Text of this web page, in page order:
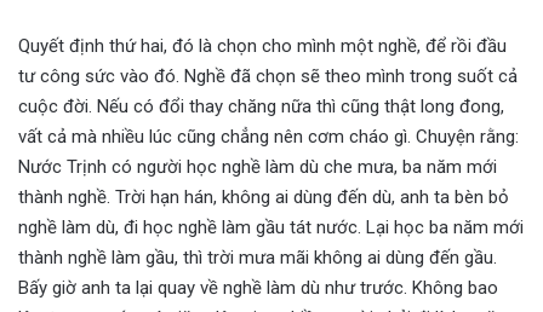
Quyết định thứ hai, đó là chọn cho mình một nghề, để rồi đầu
tư công sức vào đó. Nghề đã chọn sẽ theo mình trong suốt cả
cuộc đời. Nếu có đổi thay chăng nữa thì cũng thật long đong,
vất cả mà nhiều lúc cũng chẳng nên cơm cháo gì. Chuyện rằng:
Nước Trịnh có người học nghề làm dù che mưa, ba năm mới
thành nghề. Trời hạn hán, không ai dùng đến dù, anh ta bèn bỏ
nghề làm dù, đi học nghề làm gầu tát nước. Lại học ba năm mới
thành nghề làm gầu, thì trời mưa mãi không ai dùng đến gầu.
Bấy giờ anh ta lại quay về nghề làm dù như trước. Không bao